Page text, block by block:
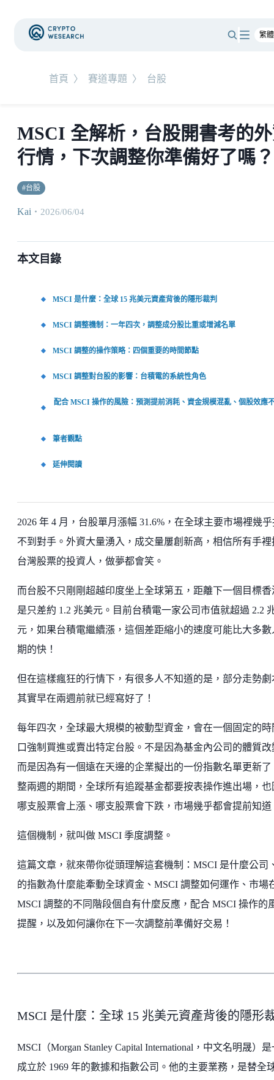
首頁 〉 賽道專題 〉 台股
MSCI 全解析，台股開書考的
行情，下次調整你準備好了嗎？
#台股
Kai ・ 2026/06/04
本文目錄
MSCI 是什麼：全球 15 兆美元資產背後的隱形裁判
MSCI 調整機制：一年四次，調整成分股比重或增減名單
MSCI 調整的操作策略：四個重要的時間節點
MSCI 調整對台股的影響：台積電的系統性角色
配合 MSCI 操作的風險：預測提前消耗、資金規模混亂、個股效應
筆者觀點
延伸閱讀
2026 年 4 月，台股單月漲幅 31.6%，在全球主要市場裡幾
不到對手。外資大量湧入，成交量屢創新高，相信所有手裡
台灣股票的投資人，做夢都會笑。
而台股不只剛剛超越印度坐上全球第五，距離下一個目標香
是只差約 1.2 兆美元。目前台積電一家公司市值就超過 2.2
元，如果台積電繼續漲，這個差距縮小的速度可能比大多數
期的快！
但在這樣瘋狂的行情下，有很多人不知道的是，部分走勢劇
其實早在兩週前就已經寫好了！
每年四次，全球最大規模的被動型資金，會在一個固定的時
口強制買進或賣出特定台股。不是因為基金內公司的體質改
而是因為有一個遠在天邊的企業擬出的一份指數名單更新了
整兩週的期間，全球所有追蹤基金都要按表操作進出場，也
哪支股票會上漲、哪支股票會下跌，市場幾乎都會提前知道
這個機制，就叫做 MSCI 季度調整。
這篇文章，就來帶你從頭理解這套機制：MSCI 是什麼公司
的指數為什麼能牽動全球資金、MSCI 調整如何運作、市場
MSCI 調整的不同階段個自有什麼反應，配合 MSCI 操作的
提醒，以及如何讓你在下一次調整前準備好交易！
MSCI 是什麼：全球 15 兆美元資產背後的隱形
MSCI（Morgan Stanley Capital International，中文名明晟）
成立於 1969 年的數據和指數公司。他的主要業務，是替全